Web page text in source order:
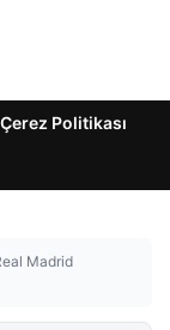
Çerez Politikası
Madrid